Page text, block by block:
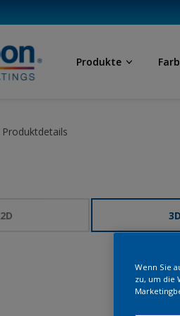
Produkte
Produktdetails
2D 3D
Wenn Sie
zu, um die